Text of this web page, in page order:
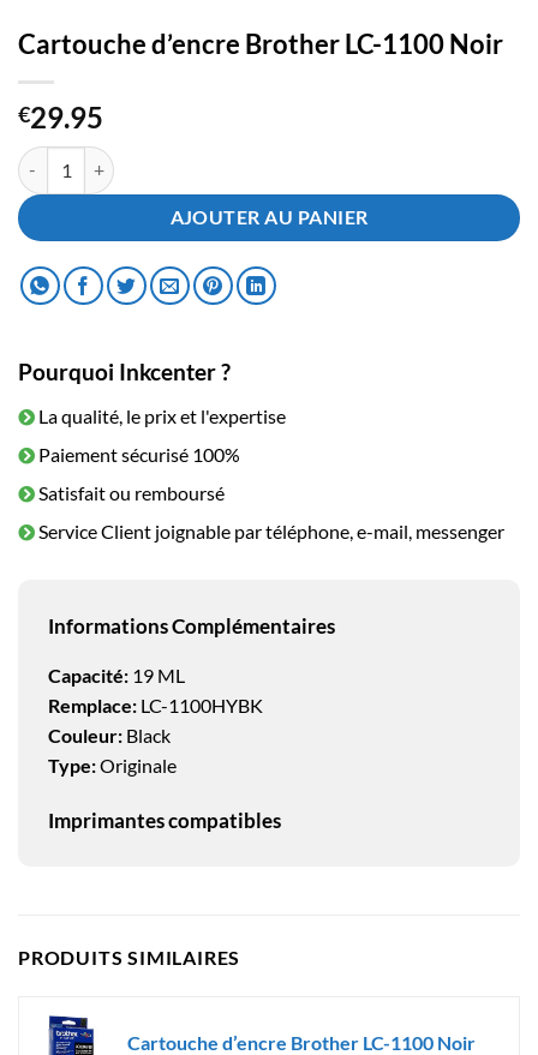
Cartouche d’encre Brother LC-1100 Noir
€29.95
quantité de Cartouche d'encre Brother LC-1100 Noir
AJOUTER AU PANIER
Pourquoi Inkcenter ?
La qualité, le prix et l'expertise
Paiement sécurisé 100%
Satisfait ou remboursé
Service Client joignable par téléphone, e-mail, messenger
Informations Complémentaires
Capacité: 19 ML
Remplace: LC-1100HYBK
Couleur: Black
Type:Originale
Imprimantes compatibles
PRODUITS SIMILAIRES
Cartouche d’encre Brother LC-1100 Noir